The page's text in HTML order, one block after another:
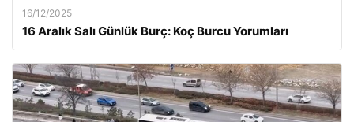
16/12/2025
16 Aralık Salı Günlük Burç: Koç Burcu Yorumları